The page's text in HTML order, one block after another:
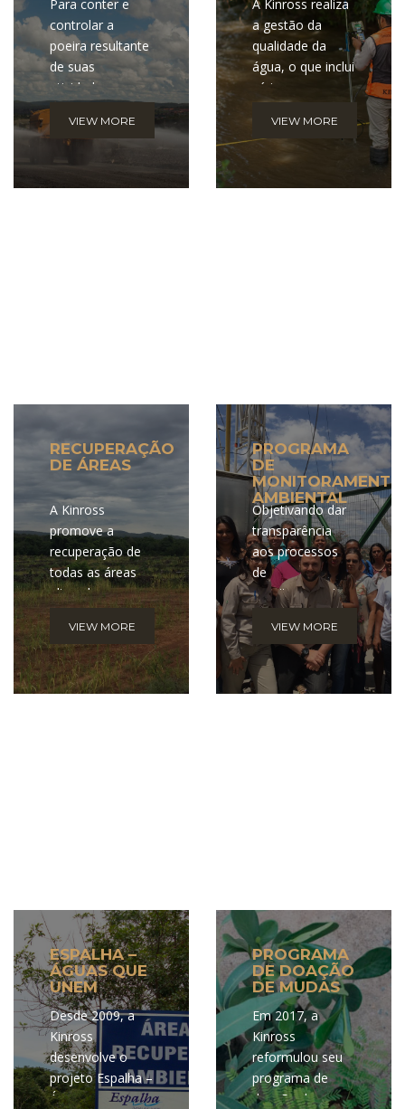
Para conter e
controlar a
poeira resultante
de suas
atividades, a
uma série de
ações, que
incluem
melhorias em
VIEW MORE
A Kinross realiza
a gestão da
qualidade da
água, o que inclui
vários
procedimentos
operacionais,
padrões
rigorosos e mais
de 30 estações
VIEW MORE
RECUPERAÇÃO
DE ÁREAS
A Kinross
promove a
recuperação de
todas as áreas
alteradas por
suas atividades,
assim que são
liberadas pela
operação.
VIEW MORE
PROGRAMA
DE
MONITORAMENTO
AMBIENTAL
Objetivando dar
transparência
aos processos
de
monitoramento
e controle
realizados pela
empresa, a
Kinross criou o
Programa de
VIEW MORE
ESPALHA –
ÁGUAS QUE
UNEM
Desde 2009, a
Kinross
desenvolve o
projeto Espalha –
Águas que
PROGRAMA
DE DOAÇÃO
DE MUDAS
Em 2017, a
Kinross
reformulou seu
programa de
doação de